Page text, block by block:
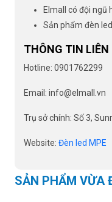
Elmall có đội ngũ
Sản phẩm đèn
THÔNG TIN LIÊN
Hotline: 0901762299
Email: info@elmall.vn
Trụ sở chính: Số 3,
Website: Đèn led MPE
SẢN PHẨM VỪA